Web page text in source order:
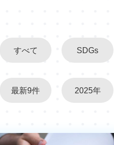
すべて SDGs
最新9件 2025年